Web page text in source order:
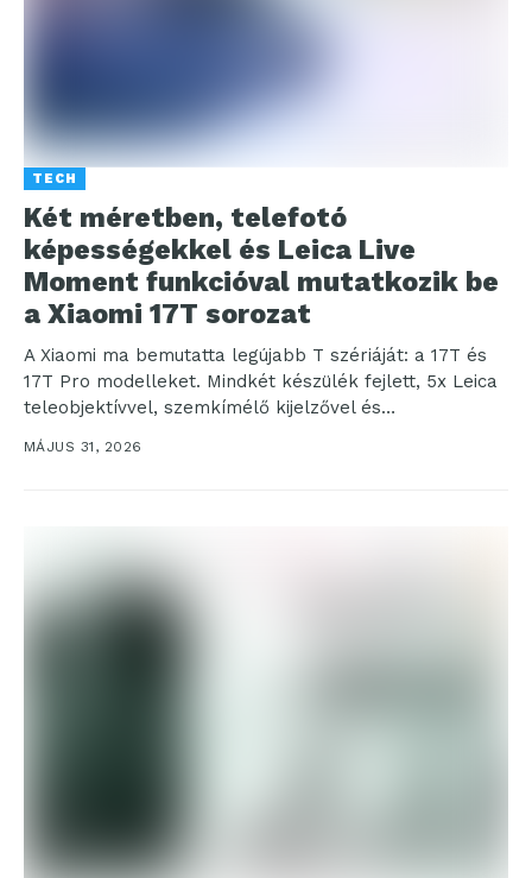
TECH
Két méretben, telefotó
képességekkel és Leica Live
Moment funkcióval mutatkozik be
a Xiaomi 17T sorozat
A Xiaomi ma bemutatta legújabb T szériáját: a 17T és
17T Pro modelleket. Mindkét készülék fejlett, 5x Leica
teleobjektívvel, szemkímélő kijelzővel és
nagykapacitású...
MÁJUS 31, 2026